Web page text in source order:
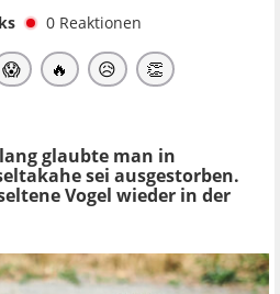
0 Reaktionen
😱 🔥 😥 👏
glaubte man in
sei ausgestorben.
Vogel wieder in der